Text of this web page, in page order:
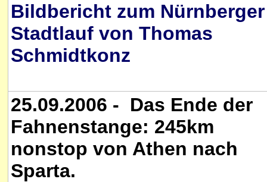
Bildbericht zum Nürnberger
Stadtlauf von Thomas
Schmidtkonz
25.09.2006 - Das Ende der
Fahnenstange: 245km
nonstop von Athen nach
Sparta.